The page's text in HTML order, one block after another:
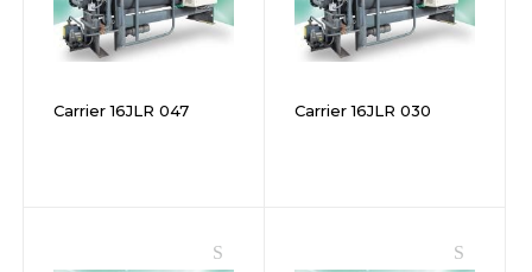
Carrier 16JLR 047 Carrier 16JLR 030